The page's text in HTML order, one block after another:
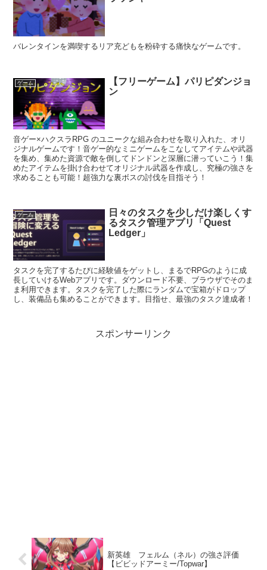
バレンタインを満喫するリア充どもを粉砕する痛快なゲームです。
ゲーム
【フリーゲーム】パリピダンジョ
ン
音ゲー×ハクスラRPG のユニークな組み合わせを取り入れた、オリ
ジナルゲームです！音ゲー的なミニゲームをこなしてアイテムや武器
を集め、集めた資源で敵を倒してドンドンと深層に潜っていこう！集
めたアイテムを掛け合わせてオリジナル武器を作成し、究極の強さを
求めることも可能！超強力な裏ボスの討伐を目指そう！
ゲーム
日々のタスクを少しだけ楽しくす
るタスク管理アプリ「Quest
Ledger」
タスクを完了するたびに経験値をゲットし、まるでRPGのように成
長していけるWebアプリです。ダウンロード不要、ブラウザでそのま
ま利用できます。タスクを完了した際にランダムで宝箱がドロップ
し、装備品も集めることができます。目指せ、最強のタスク達成者！
スポンサーリンク
新英雄 フェルム（ネル）の強さ評価
【ビビッドアーミー/Topwar】